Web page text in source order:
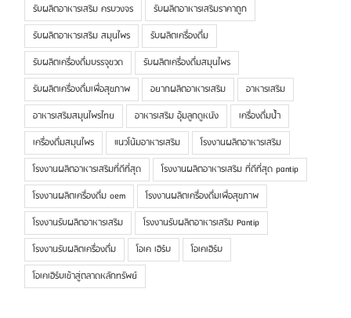
รับผลิตอาหารเสริม ครบวงจร
รับผลิตอาหารเสริมราคาถูก
รับผลิตอาหารเสริม สมุนไพร
รับผลิตเครื่องดื่ม
รับผลิตเครื่องดื่มบรรจุขวด
รับผลิตเครื่องดื่มสมุนไพร
รับผลิตเครื่องดื่มเพื่อสุขภาพ
อยากผลิตอาหารเสริม
อาหารเสริม
อาหารเสริมสมุนไพรไทย
อาหารเสริม อุ้มลูกดูหนัง
เครื่องดื่มน้ำ
เครื่องดื่มสมุนไพร
แนวโน้มอาหารเสริม
โรงงานผลิตอาหารเสริม
โรงงานผลิตอาหารเสริมที่ดีที่สุด
โรงงานผลิตอาหารเสริม ที่ดีที่สุด pantip
โรงงานผลิตเครื่องดื่ม oem
โรงงานผลิตเครื่องดื่มเพื่อสุขภาพ
โรงงานรับผลิตอาหารเสริม
โรงงานรับผลิตอาหารเสริม Pantip
โรงงานรับผลิตเครื่องดื่ม
โอเค เฮิร์บ
โอเคเฮิร์บ
โอเคเฮิร์บเข้าสู่ตลาดหลักทรัพย์